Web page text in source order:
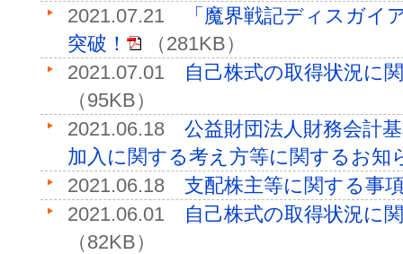
2021.07.21
「魔界戦記ディスガイ
突破！
（281KB）
2021.07.01
自己株式の取得状況に
（95KB）
2021.06.18 公益財団法人財務会計
加入に関する考え方等に関するお知
2021.06.18 支配株主等に関する事
2021.06.01
自己株式の取得状況に
（82KB）